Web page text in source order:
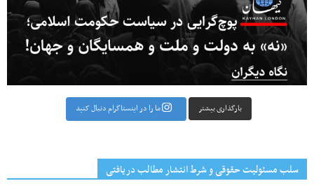
بارگذاری بیشتر ما را در اینستاگرام دنبال کنید
سلب مسئولیت حقوقی و شرط انتشار مطالب دریافتی